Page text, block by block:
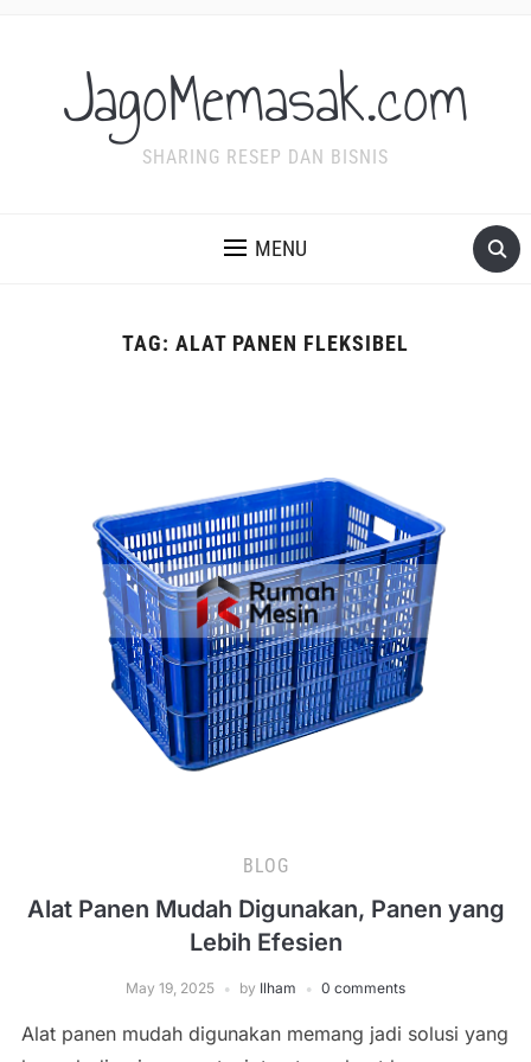
JagoMemasak.com
SHARING RESEP DAN BISNIS
MENU
TAG: ALAT PANEN FLEKSIBEL
BLOG
Alat Panen Mudah Digunakan, Panen yang
Lebih Efesien
May 19, 2025 by Ilham 0 comments
Alat panen mudah digunakan memang jadi solusi yang